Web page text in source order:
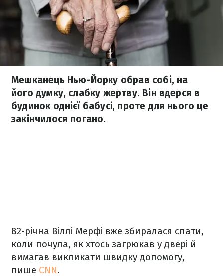
Мешканець Нью-Йорку обрав собі, на
його думку, слабку жертву. Він вдерся в
будинок однієї бабусі, проте для нього це
закінчилося погано.
82-річна Віллі Мерфі вже збиралася спати,
коли почула, як хтось загрюкав у двері й
вимагав викликати швидку допомогу,
пише CNN.